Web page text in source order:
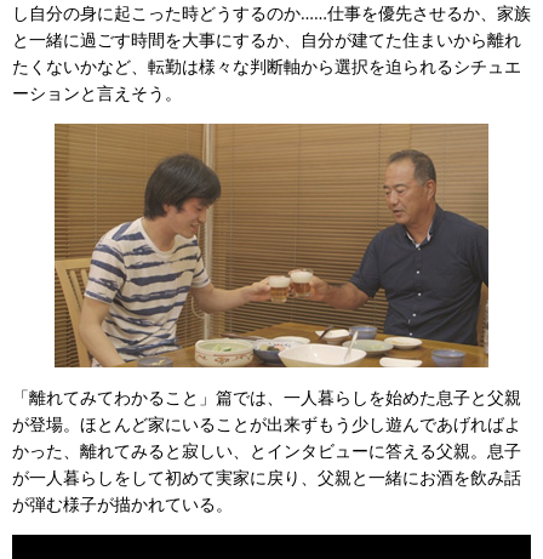
し自分の身に起こった時どうするのか……仕事を優先させるか、家族
と一緒に過ごす時間を大事にするか、自分が建てた住まいから離れ
たくないかなど、転勤は様々な判断軸から選択を迫られるシチュエ
ーションと言えそう。
「離れてみてわかること」篇では、一人暮らしを始めた息子と父親
が登場。ほとんど家にいることが出来ずもう少し遊んであげればよ
かった、離れてみると寂しい、とインタビューに答える父親。息子
が一人暮らしをして初めて実家に戻り、父親と一緒にお酒を飲み話
が弾む様子が描かれている。